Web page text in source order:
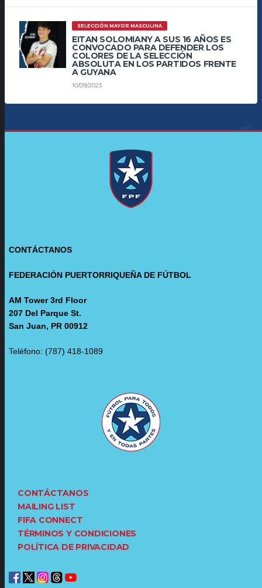
SELECCIÓN MAYOR MASCULINA
EITAN SOLOMIANY A SUS 16 AÑOS ES
CONVOCADO PARA DEFENDER LOS
COLORES DE LA SELECCIÓN
ABSOLUTA EN LOS PARTIDOS FRENTE
A GUYANA
10/09/2023
CONTÁCTANOS
FEDERACIÓN PUERTORRIQUEÑA DE FÚTBOL
AM Tower 3rd Floor
207 Del Parque St.
San Juan, PR 00912
Teléfono: (787) 418-1089
CONTÁCTANOS
MAILING LIST
FIFA CONNECT
TÉRMINOS Y CONDICIONES
POLÍTICA DE PRIVACIDAD